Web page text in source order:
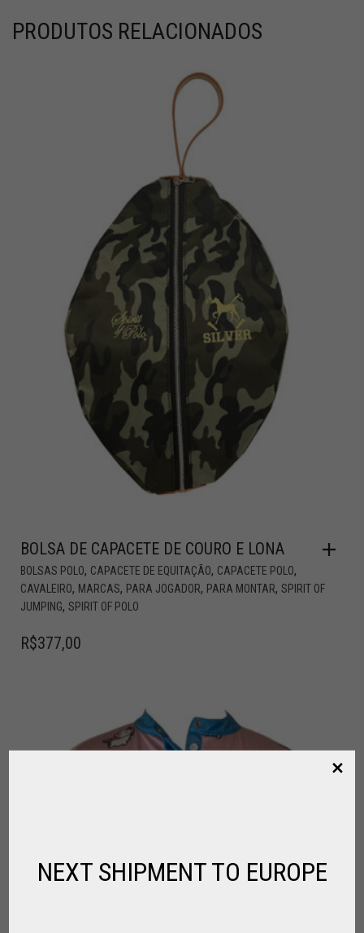
PRODUTOS RELACIONADOS
BOLSA DE CAPACETE DE COURO E LONA
BOLSAS POLO, CAPACETE DE EQUITAÇÃO, CAPACETE POLO,
CAVALEIRO, MARCAS, PARA JOGADOR, PARA MONTAR, SPIRIT OF
JUMPING, SPIRIT OF POLO
R$377,00
NEXT SHIPMENT TO EUROPE